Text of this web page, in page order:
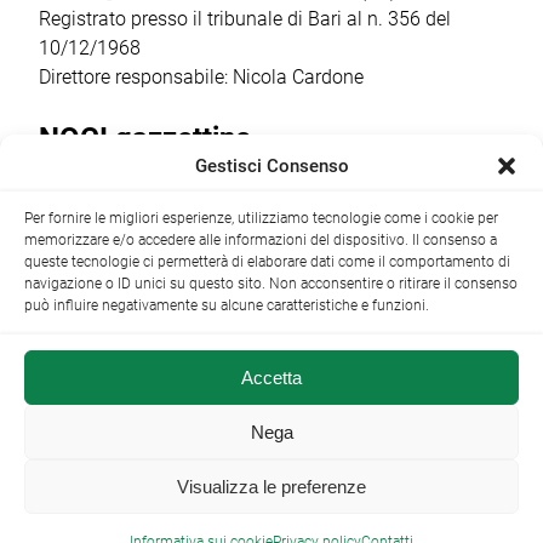
Registrato presso il tribunale di Bari al n. 356 del
10/12/1968
Direttore responsabile: Nicola Cardone
NOCI gazzettino
+39 080 4979274|info@nocigazzettino.it Contatti|
Archivio
NOCI gazzettino.it ©2014 •
Gestisci Consenso
Per fornire le migliori esperienze, utilizziamo tecnologie come i cookie per
memorizzare e/o accedere alle informazioni del dispositivo. Il consenso a
queste tecnologie ci permetterà di elaborare dati come il comportamento di
navigazione o ID unici su questo sito. Non acconsentire o ritirare il consenso
può influire negativamente su alcune caratteristiche e funzioni.
Accetta
Nega
Visualizza le preferenze